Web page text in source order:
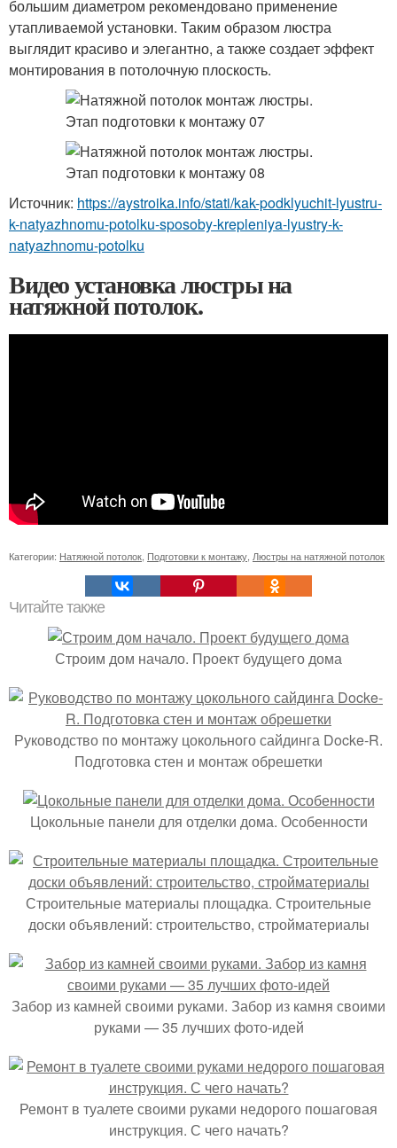
большим диаметром рекомендовано применение
утапливаемой установки. Таким образом люстра
выглядит красиво и элегантно, а также создает эффект
монтирования в потолочную плоскость.
Источник: https://aystroika.info/stati/kak-podklyuchit-lyustru-
k-natyazhnomu-potolku-sposoby-krepleniya-lyustry-k-
natyazhnomu-potolku
Видео установка люстры на
натяжной потолок.
Категории: Натяжной потолок Подготовки к монтажу Люстры на натяжной потолок
Читайте также
Строим дом начало. Проект будущего дома
Руководство по монтажу цокольного сайдинга Docke-R.
Подготовка стен и монтаж обрешетки
Цокольные панели для отделки дома. Особенности
Строительные материалы площадка. Строительные
доски объявлений: строительство, стройматериалы
Забор из камней своими руками. Забор из камня своими
руками — 35 лучших фото-идей
Ремонт в туалете своими руками недорого пошаговая
инструкция. С чего начать?